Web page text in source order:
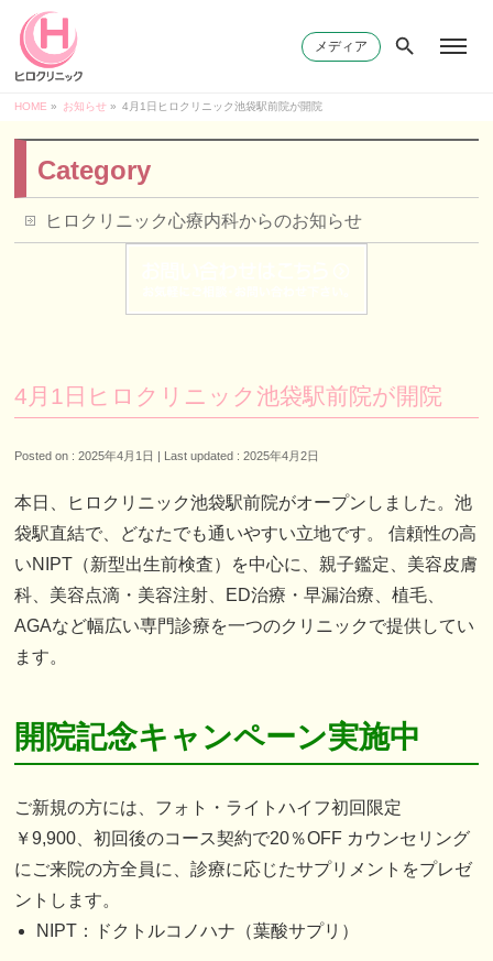
メディア
HOME » お知らせ » 4月1日ヒロクリニック池袋駅前院が開院
4月1日ヒロクリニック池袋駅前院が開院
Posted on : 2025年4月1日 Last updated : 2025年4月2日
本日、ヒロクリニック池袋駅前院がオープンしました。池
袋駅直結で、どなたでも通いやすい立地です。
信頼性の高
いNIPT（新型出生前検査）を中心に、親子鑑定、美容皮膚
科、美容点滴・美容注射、ED治療・早漏治療、植毛、
AGAなど幅広い専門診療を一つのクリニックで提供してい
ます。
開院記念キャンペーン実施中
ご新規の方には、フォト・ライトハイフ初回限定
￥9,900、初回後のコース契約で20％OFF カウンセリング
にご来院の方全員に、診療に応じたサプリメントをプレゼ
ントします。
NIPT：ドクトルコノハナ（葉酸サプリ）
Category
ヒロクリニック心療内科からのお知らせ